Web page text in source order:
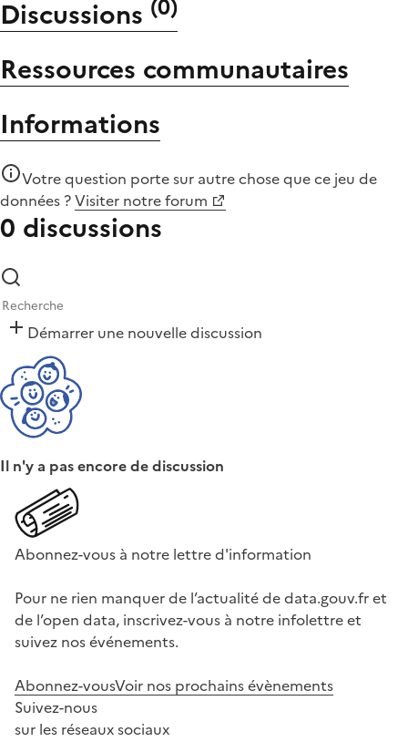
Discussions (0)
Ressources communautaires
Informations
Votre question porte sur autre chose quece jeu de
données ?Visiter notre forum
0 discussions
Démarrer une nouvelle discussion
Il n'y a pas encore de discussion
Abonnez-vous à notre lettre d'information
Pour ne rien manquer de l’actualité de data.gouv.fr et
de l’open data, inscrivez-vous à notre infolettre et
suivez nos événements.
Abonnez-vousVoir nos prochains évènements
Suivez-nous
sur les réseaux sociaux